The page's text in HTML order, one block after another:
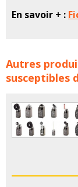
En savoir + :
Interrupteurs de
familles de
Autres
susceptibles